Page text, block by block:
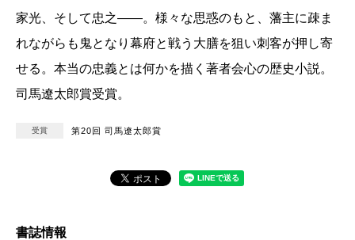
家光、そして忠之――。様々な思惑のもと、藩主に疎ま
れながらも鬼となり幕府と戦う大膳を狙い刺客が押し寄
せる。本当の忠義とは何かを描く著者会心の歴史小説。
司馬遼太郎賞受賞。
受賞 第20回 司馬遼太郎賞
書誌情報